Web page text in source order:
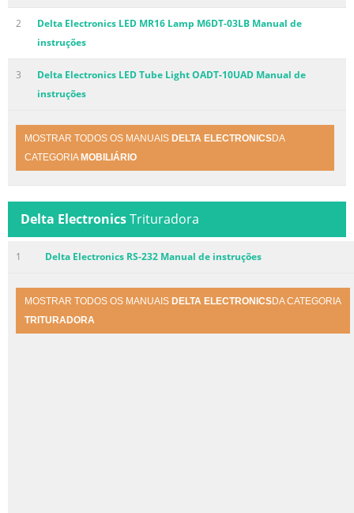
2
Delta Electronics LED MR16 Lamp M6DT-03LB Manual de
instruções
3
Delta Electronics LED Tube Light OADT-10UAD Manual de
instruções
MOSTRAR TODOS OS MANUAIS DELTA ELECTRONICSDA
CATEGORIA MOBILIÁRIO
Delta ElectronicsTrituradora
1 Delta Electronics RS-232 Manual de instruções
MOSTRAR TODOS OS MANUAIS DELTA ELECTRONICSDA CATEGORIA
TRITURADORA